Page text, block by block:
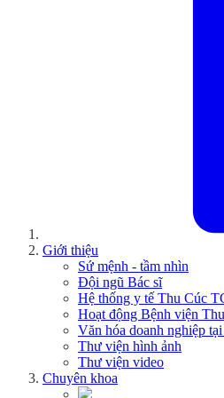
Giới thiệu
Sứ mệnh - tầm nhìn
Đội ngũ Bác sĩ
Hệ thống y tế Thu Cúc
Hoạt động Bệnh viện
Văn hóa doanh nghiệp
Thư viện hình ảnh
Thư viện video
Chuyên khoa